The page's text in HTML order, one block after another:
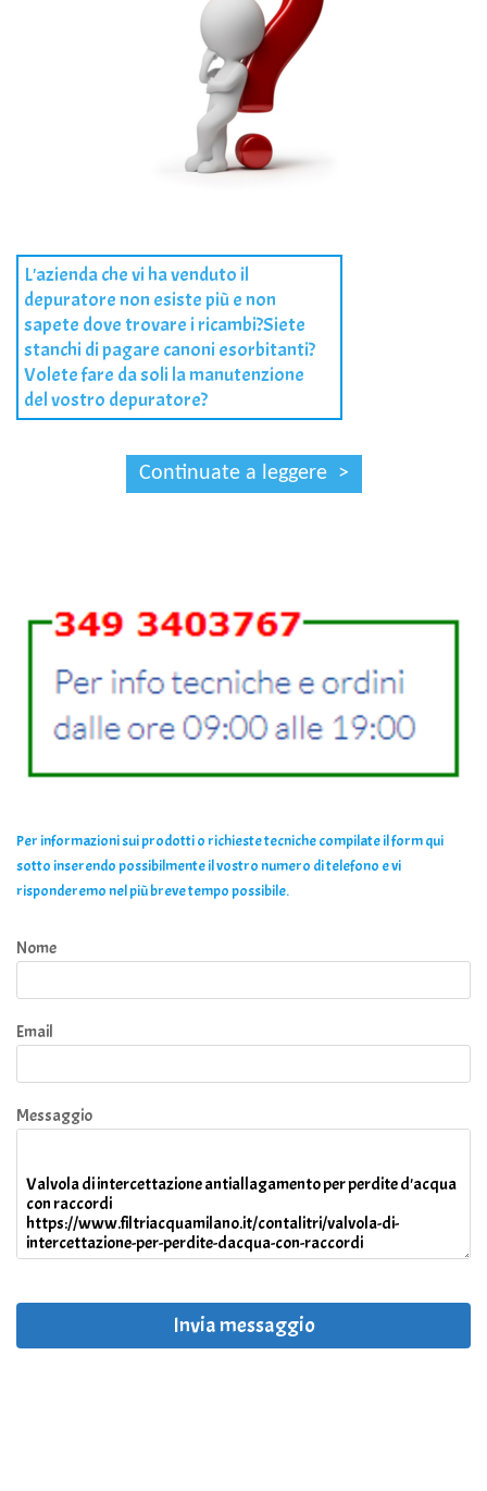
L'azienda che vi ha venduto il
depuratore non esiste più e non
sapete dove trovare i ricambi?Siete
stanchi di pagare canoni esorbitanti?
Volete fare da soli la manutenzione
del vostro depuratore?
Per informazioni sui prodotti o richieste tecniche compilate il form qui
sotto inserendo possibilmente il vostro numero di telefono e vi
risponderemo nel più breve tempo possibile.
Nome
Email
Messaggio
Invia messaggio